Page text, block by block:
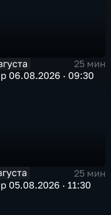
25 мин
06.08.2026 · 09:30
25 мин
05.08.2026 · 11:30